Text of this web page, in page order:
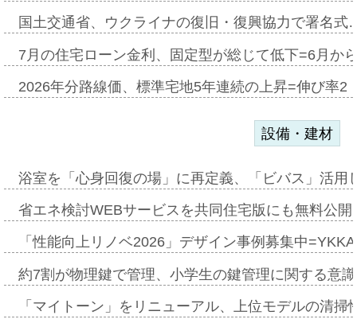
国土交通省、ウクライナの復旧・復興協力で署名
7月の住宅ローン金利、固定型が総じて低下=6月か
2026年分路線価、標準宅地5年連続の上昇=伸び率
設備・建材
浴室を「心身回復の場」に再定義、「ビバス」活
省エネ検討WEBサービスを共同住宅版にも無料公
「性能向上リノベ2026」デザイン事例募集中
約7割が物理鍵で管理、小学生の鍵管理に関する意
「マイトーン」をリニューアル、上位モデルの清